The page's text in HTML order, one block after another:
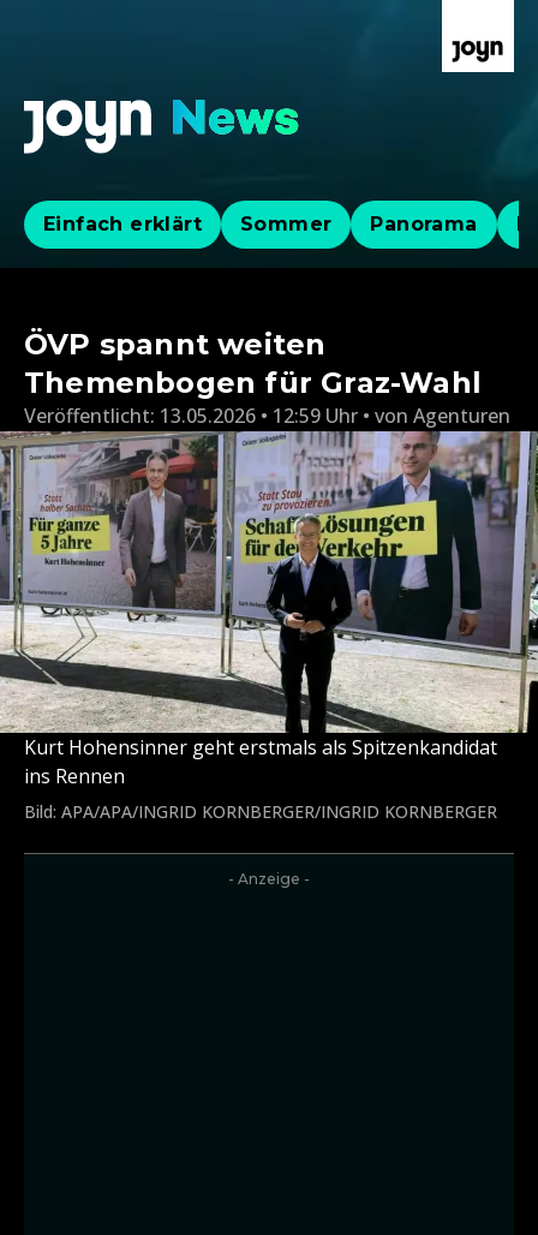
Einfach erklärt Sommer Panorama
ÖVP spannt weiten
Themenbogen für Graz-Wahl
Veröffentlicht: 13.05.2026 • 12:59 Uhr von Agenturen
Kurt Hohensinner geht erstmals als Spitzenkandidat
ins Rennen
Bild: APA/APA/INGRID KORNBERGER/INGRID KORNBERGER
- Anzeige -